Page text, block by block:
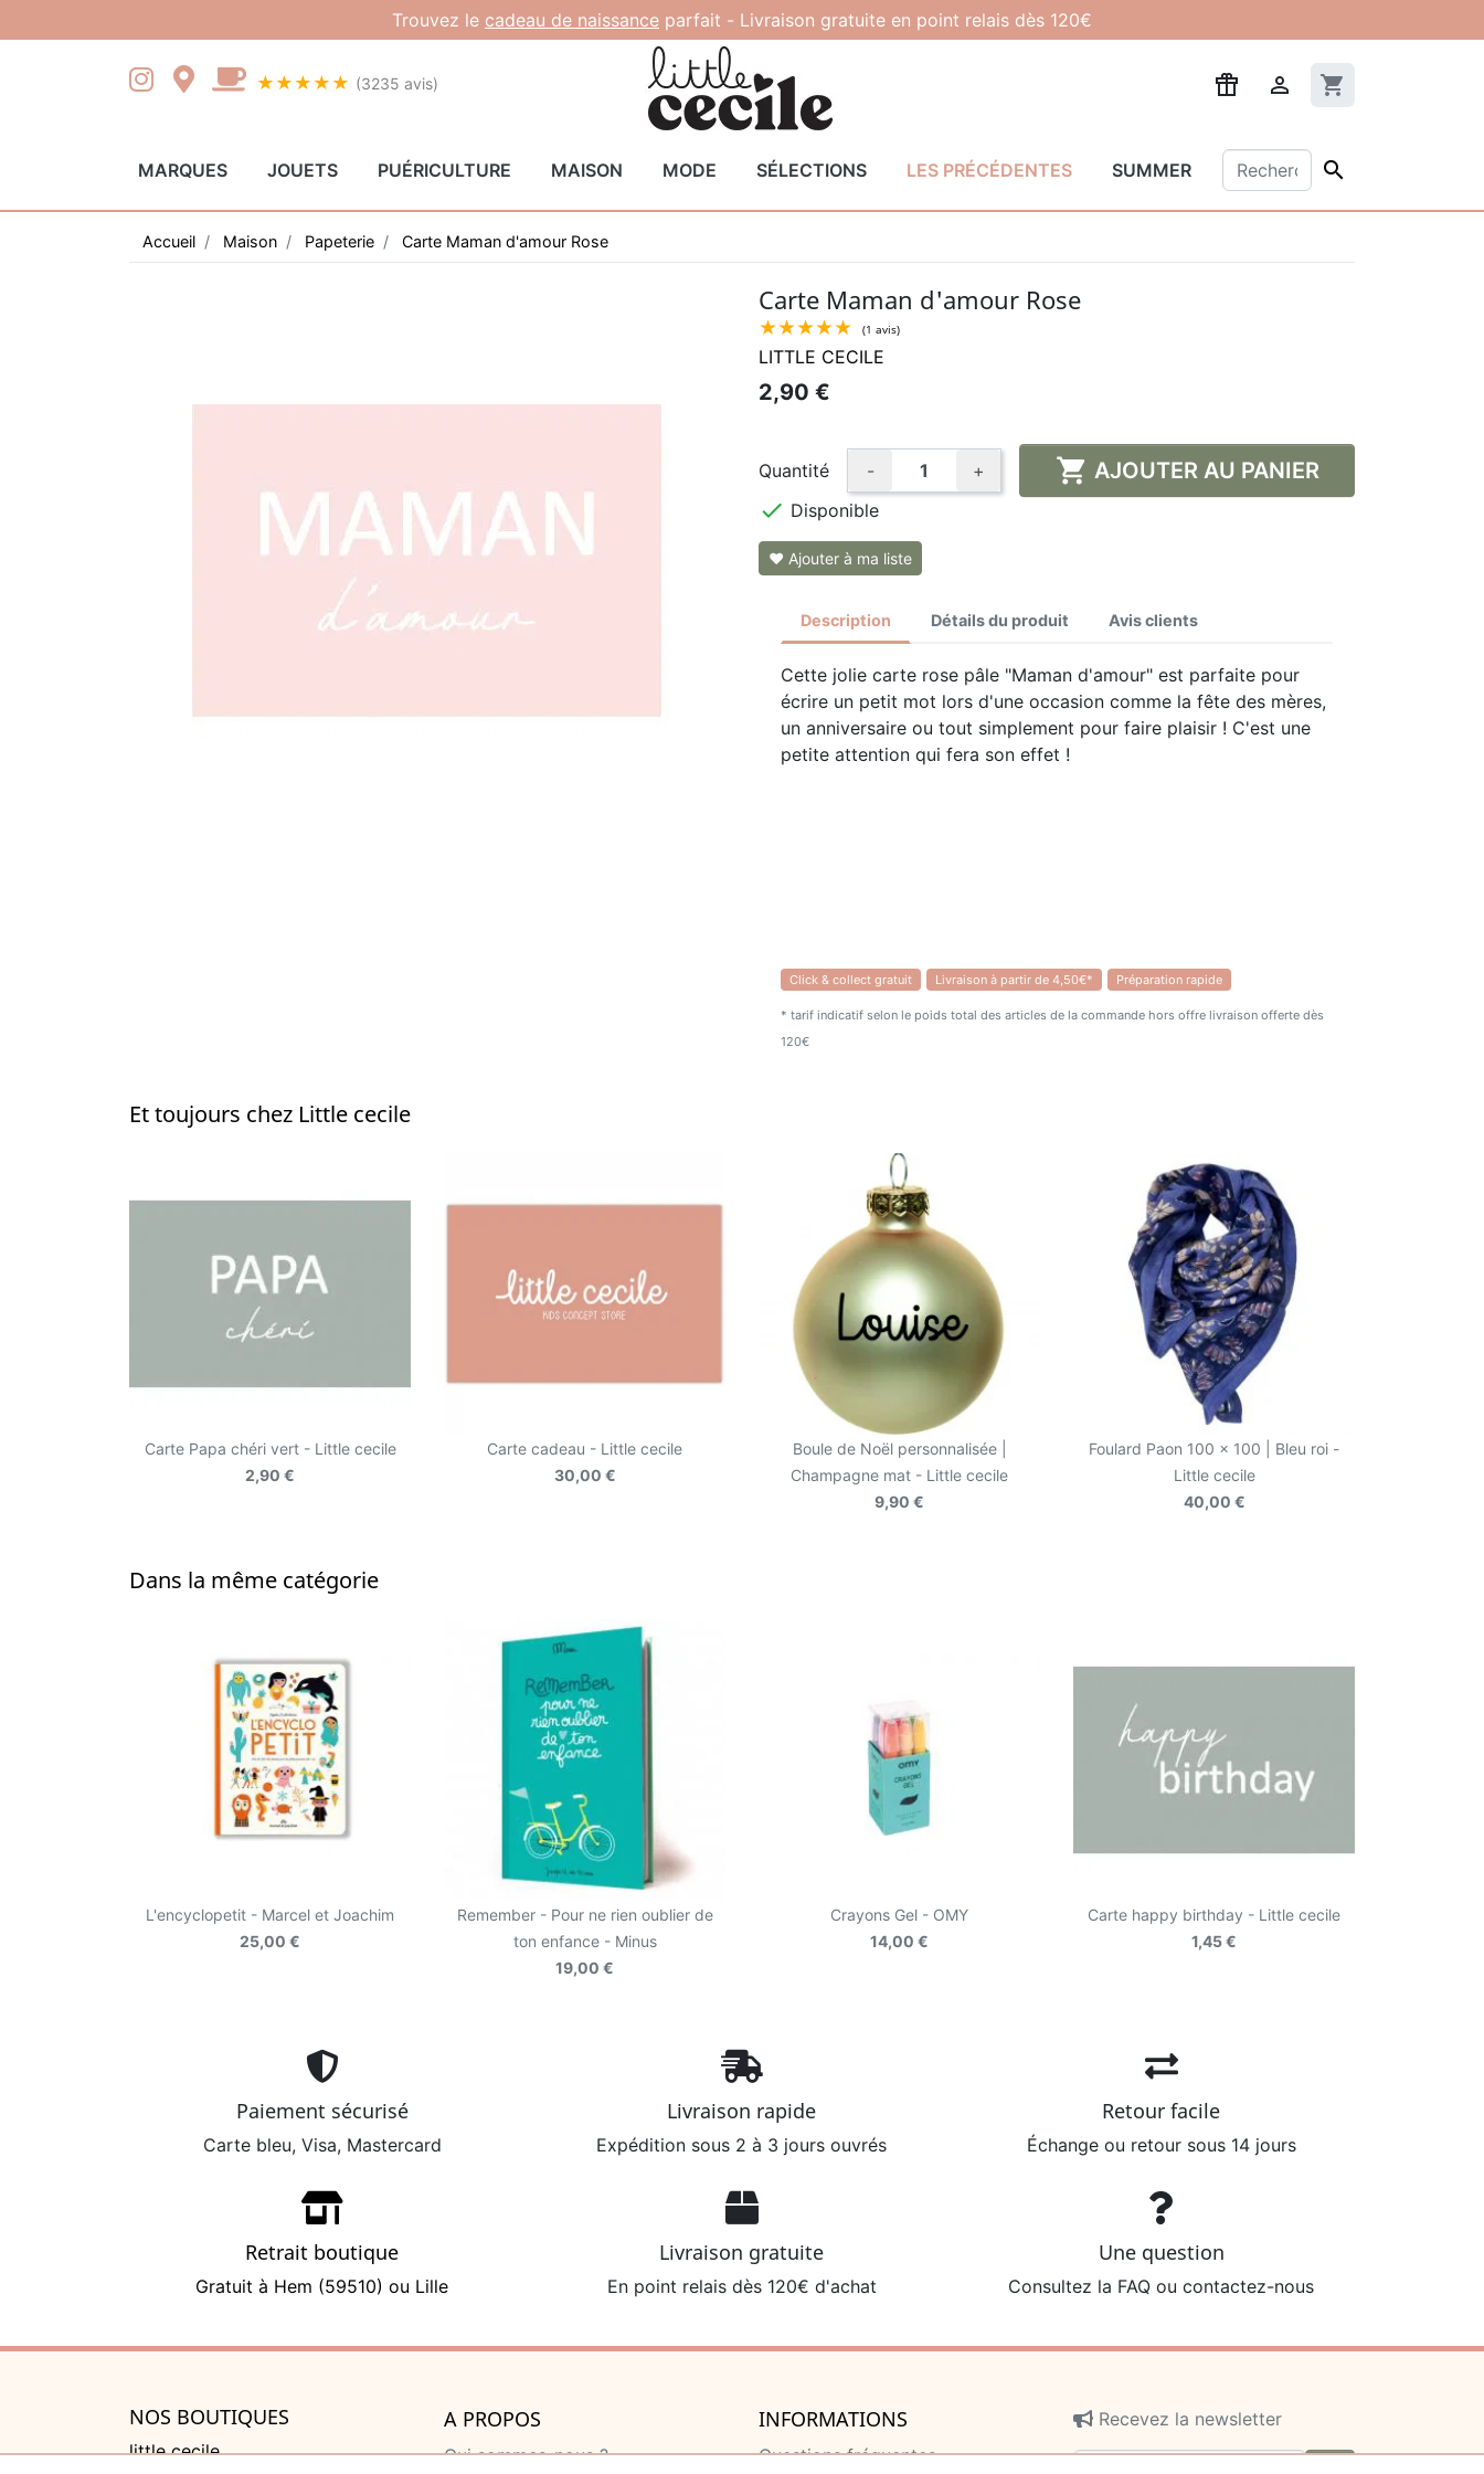
Trouvez le cadeau de naissance parfait - Livraison gratuite en point relais dès 120€
★★★★★ (3235 avis)  shopping_cart
MARQUES JOUETS PUÉRICULTURE MAISON MODE SÉLECTIONS LES PRÉCÉDENTES SUMMER 
Accueil Maison Papeterie Carte Maman d'amour Rose
Carte Maman d'amour Rose
LITTLE CECILE
2,90 €
Quantité - +  AJOUTER AU PANIER
 Disponible
❤ Ajouter à ma liste
Description Détails du produit Avis clients
Cette jolie carte rose pâle "Maman d'amour" est parfaite pour
écrire un petit mot lors d'une occasion comme la fête des mères,
un anniversaire ou tout simplement pour faire plaisir ! C'est une
petite attention qui fera son effet !
Click & collect gratuit Livraison à partir de 4,50€* Préparation rapide
* tarif indicatif selon le poids total des articles de la commande hors offre livraison offerte dès
120€
Et toujours chez Little cecile
Carte Papa chéri vert - Little cecile
2,90 €
Carte cadeau - Little cecile
30,00 €
Boule de Noël personnalisée |
Champagne mat - Little cecile
9,90 €
Foulard Paon 100 x 100 | Bleu roi -
Little cecile
40,00 €
Dans la même catégorie
L'encyclopetit - Marcel et Joachim
25,00 €
Remember - Pour ne rien oublier de
ton enfance - Minus
19,00 €
Crayons Gel - OMY
14,00 €
Carte happy birthday - Little cecile
1,45 €
Paiement sécurisé
Carte bleu, Visa, Mastercard
Livraison rapide
Expédition sous 2 à 3 jours ouvrés
Retour facile
Échange ou retour sous 14 jours
Retrait boutique
Gratuit à Hem (59510) ou Lille
Livraison gratuite
En point relais dès 120€ d'achat
Une question
Consultez la FAQ ou contactez-nous
NOS BOUTIQUES
little cecile
A PROPOS
Qui sommes-nous ?
INFORMATIONS
Questions fréquentes
Recevez la newsletter